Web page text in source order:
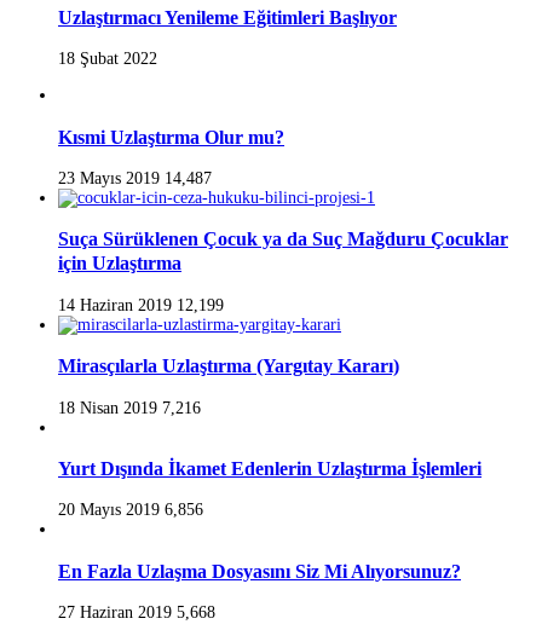
Uzlaştırmacı Yenileme Eğitimleri Başlıyor
18 Şubat 2022
Kısmi Uzlaştırma Olur mu?
23 Mayıs 2019 14,487
Suça Sürüklenen Çocuk ya da Suç Mağduru Çocuklar
için Uzlaştırma
14 Haziran 2019 12,199
Mirasçılarla Uzlaştırma (Yargıtay Kararı)
18 Nisan 2019 7,216
Yurt Dışında İkamet Edenlerin Uzlaştırma İşlemleri
20 Mayıs 2019 6,856
En Fazla Uzlaşma Dosyasını Siz Mi Alıyorsunuz?
27 Haziran 2019 5,668